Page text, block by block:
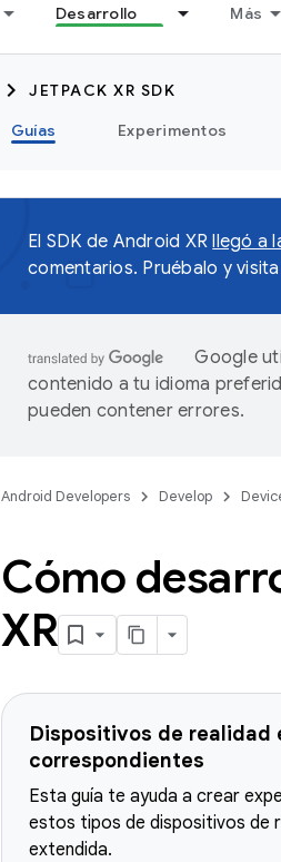
Desarrollo Más
JETPACK XR SDK
Guías Experimentos
El SDK de Android XRllegó a
comentarios. Pruébalo y
Google
contenido a tu idioma
pueden contener errores.
Android Developers Develop
Cómo
XR
Dispositivos de realidad
correspondientes
Esta guía te ayuda a crear
estos tipos de dispositivos de
extendida.